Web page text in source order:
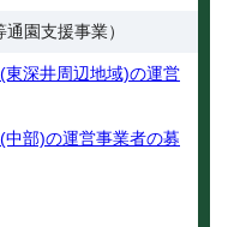
園支援事業）
深井周辺地域)の運営
部)の運営事業者の募